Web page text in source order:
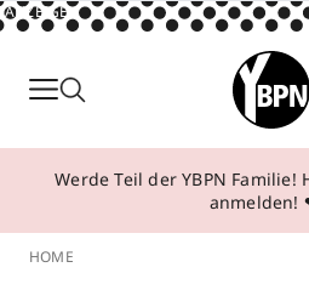
ANZEIGE
Parfum
Make-up
Behandlungen
Werde Teil der YBPN
anmelden!
HOME